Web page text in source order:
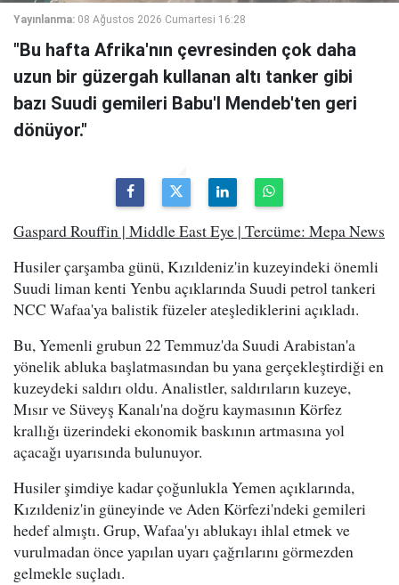
Yayınlanma: 08 Ağustos 2026 Cumartesi 16:28
"Bu hafta Afrika'nın çevresinden çok daha
uzun bir güzergah kullanan altı tanker gibi
bazı Suudi gemileri Babu'l Mendeb'ten geri
dönüyor."
Gaspard Rouffin | Middle East Eye | Tercüme: Mepa News
Husiler çarşamba günü, Kızıldeniz'in kuzeyindeki önemli
Suudi liman kenti Yenbu açıklarında Suudi petrol tankeri
NCC Wafaa'ya balistik füzeler ateşlediklerini açıkladı.
Bu, Yemenli grubun 22 Temmuz'da Suudi Arabistan'a
yönelik abluka başlatmasından bu yana gerçekleştirdiği en
kuzeydeki saldırı oldu. Analistler, saldırıların kuzeye,
Mısır ve Süveyş Kanalı'na doğru kaymasının Körfez
krallığı üzerindeki ekonomik baskının artmasına yol
açacağı uyarısında bulunuyor.
Husiler şimdiye kadar çoğunlukla Yemen açıklarında,
Kızıldeniz'in güneyinde ve Aden Körfezi'ndeki gemileri
hedef almıştı. Grup, Wafaa'yı ablukayı ihlal etmek ve
vurulmadan önce yapılan uyarı çağrılarını görmezden
gelmekle suçladı.